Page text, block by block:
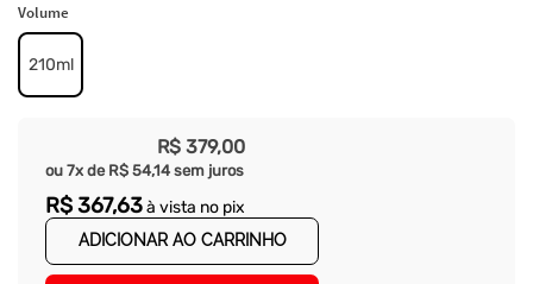
Volume
210ml
R$ 379,00
ou 7x de R$ 54,14 sem juros
R$367,63à vista no pix
ADICIONAR AO CARRINHO